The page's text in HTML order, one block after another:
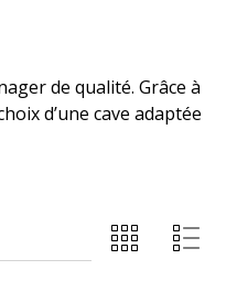
de qualité. Grâce à
d’une cave adaptée